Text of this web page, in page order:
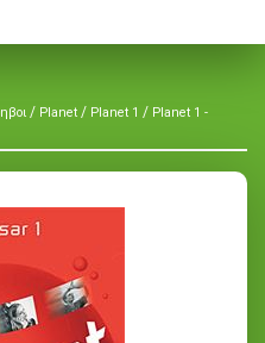
/ Planet / Planet 1 / Planet 1 -